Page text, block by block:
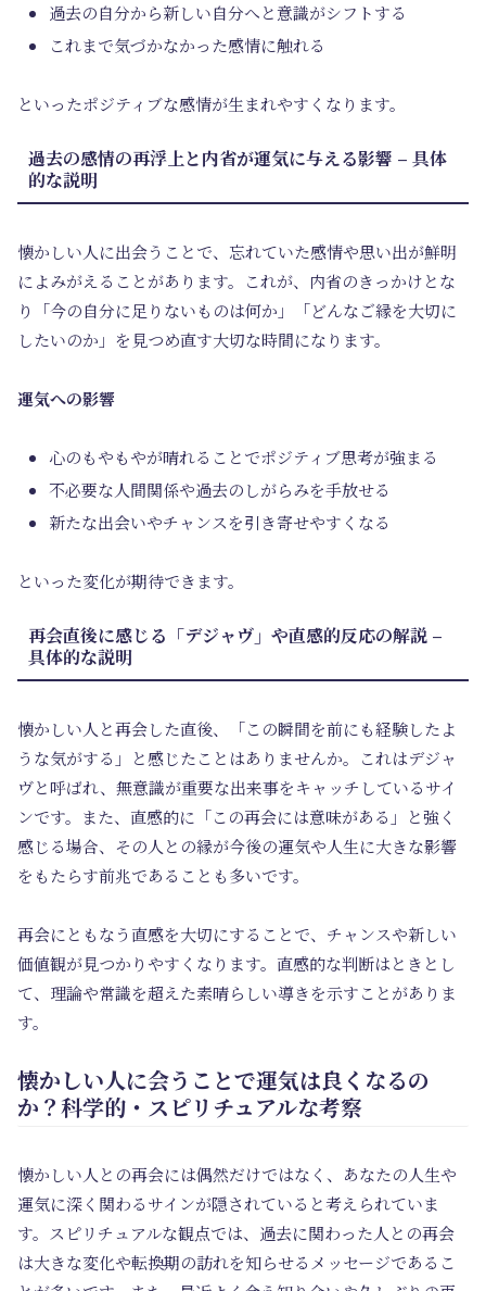
過去の自分から新しい自分へと意識がシフトする
これまで気づかなかった感情に触れる
といったポジティブな感情が生まれやすくなります。
過去の感情の再浮上と内省が運気に与える影響 – 具体
的な説明
懐かしい人に出会うことで、忘れていた感情や思い出が鮮明
によみがえることがあります。これが、内省のきっかけとな
り「今の自分に足りないものは何か」「どんなご縁を大切に
したいのか」を見つめ直す大切な時間になります。
運気への影響
心のもやもやが晴れることでポジティブ思考が強まる
不必要な人間関係や過去のしがらみを手放せる
新たな出会いやチャンスを引き寄せやすくなる
といった変化が期待できます。
再会直後に感じる「デジャヴ」や直感的反応の解説 –
具体的な説明
懐かしい人と再会した直後、「この瞬間を前にも経験したよ
うな気がする」と感じたことはありませんか。これはデジャ
ヴと呼ばれ、無意識が重要な出来事をキャッチしているサイ
ンです。また、直感的に「この再会には意味がある」と強く
感じる場合、その人との縁が今後の運気や人生に大きな影響
をもたらす前兆であることも多いです。
再会にともなう直感を大切にすることで、チャンスや新しい
価値観が見つかりやすくなります。直感的な判断はときとし
て、理論や常識を超えた素晴らしい導きを示すことがありま
す。
懐かしい人に会うことで運気は良くなるの
か？科学的・スピリチュアルな考察
懐かしい人との再会には偶然だけではなく、あなたの人生や
運気に深く関わるサインが隠されていると考えられていま
す。スピリチュアルな観点では、過去に関わった人との再会
は大きな変化や転換期の訪れを知らせるメッセージであるこ